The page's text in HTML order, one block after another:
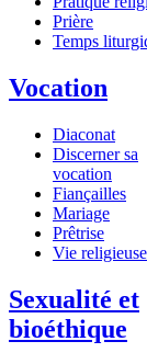
Prière
Temps
Vocation
Diaconat
Discerner sa
vocation
Fiançailles
Mariage
Prêtrise
Vie religieuse
Sexualité et
bioéthique